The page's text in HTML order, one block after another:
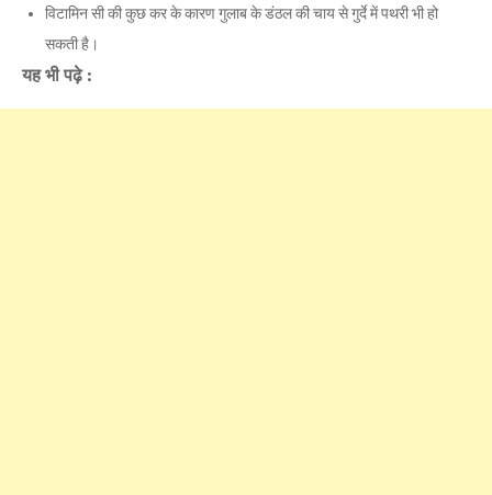
विटामिन सी की कुछ कर के कारण गुलाब के डंठल की चाय से गुर्दे में पथरी भी हो
सकती है।
यह भी पढ़े :